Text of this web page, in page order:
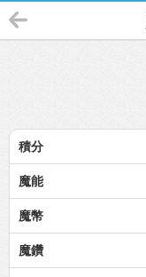
積分
魔能
魔幣
魔鑽